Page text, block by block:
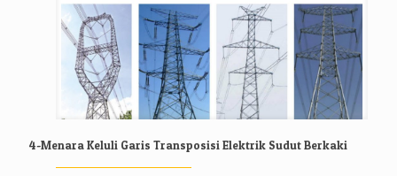
4-Menara Keluli Garis Transposisi Elektrik Sudut Berkaki